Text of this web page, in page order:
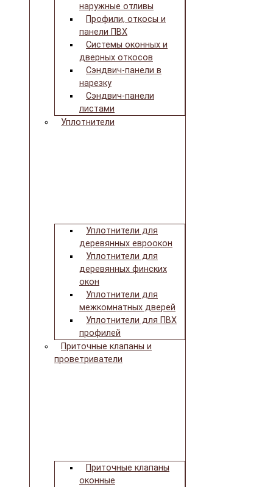
наружные отливы
Профили, откосы и
панели ПВХ
Системы оконных и
дверных откосов
Сэндвич-панели в
нарезку
Сэндвич-панели
листами
Уплотнители
Уплотнители для
деревянных евроокон
Уплотнители для
деревянных финских
окон
Уплотнители для
межкомнатных дверей
Уплотнители для ПВХ
профилей
Приточные клапаны и
проветриватели
Приточные клапаны
оконные